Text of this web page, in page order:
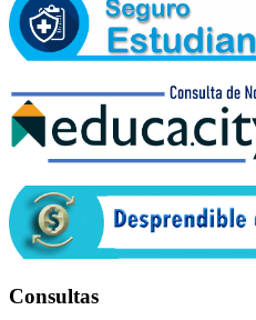
Consultas